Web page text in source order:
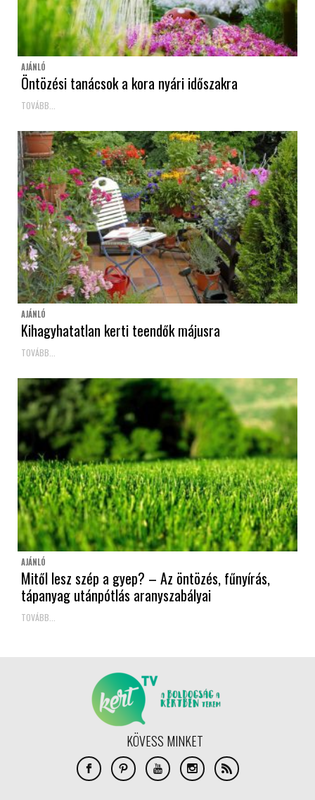
AJÁNLÓ
Öntözési tanácsok a kora nyári időszakra
TOVÁBB...
AJÁNLÓ
Kihagyhatatlan kerti teendők májusra
TOVÁBB...
AJÁNLÓ
Mitől lesz szép a gyep? – Az öntözés, fűnyírás,
tápanyag utánpótlás aranyszabályai
TOVÁBB...
KÖVESS MINKET